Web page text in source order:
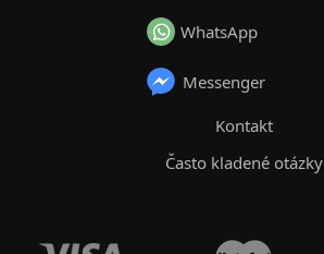
WhatsApp
Messenger
Kontakt
Často kladené otázky